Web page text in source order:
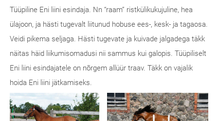
Tüüpiline Eni liini esindaja. Nn “raam” ristkülikukujuline, hea
ülajoon, ja hästi tugevalt liitunud hobuse ees-, kesk- ja tagaosa.
Veidi pikema seljaga. Hästi tugevate ja kuivade jalgadega täkk
näitas häid liikumisomadusi nii sammus kui galopis. Tüüpiliselt
Eni liini esindajatele on nõrgem allüür traav. Täkk on vajalik
hoida Eni liini jätkamiseks.